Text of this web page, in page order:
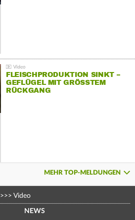
FLEISCHPRODUKTION SINKT –
GEFLÜGEL MIT GRÖSSTEM R
ÜCKGANG
MEHR TOP-MELDUNGEN
>>> Video
NEWS